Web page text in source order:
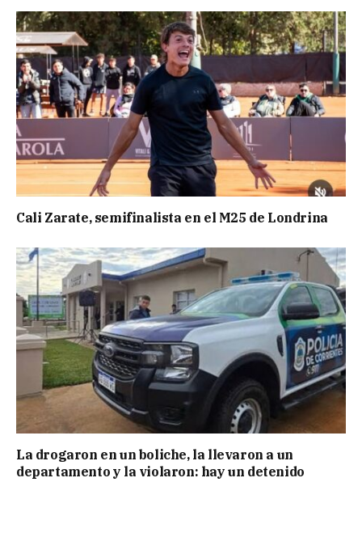
Cali Zarate, semifinalista en el M25 de Londrina
La drogaron en un boliche, la llevaron a un
departamento y la violaron: hay un detenido